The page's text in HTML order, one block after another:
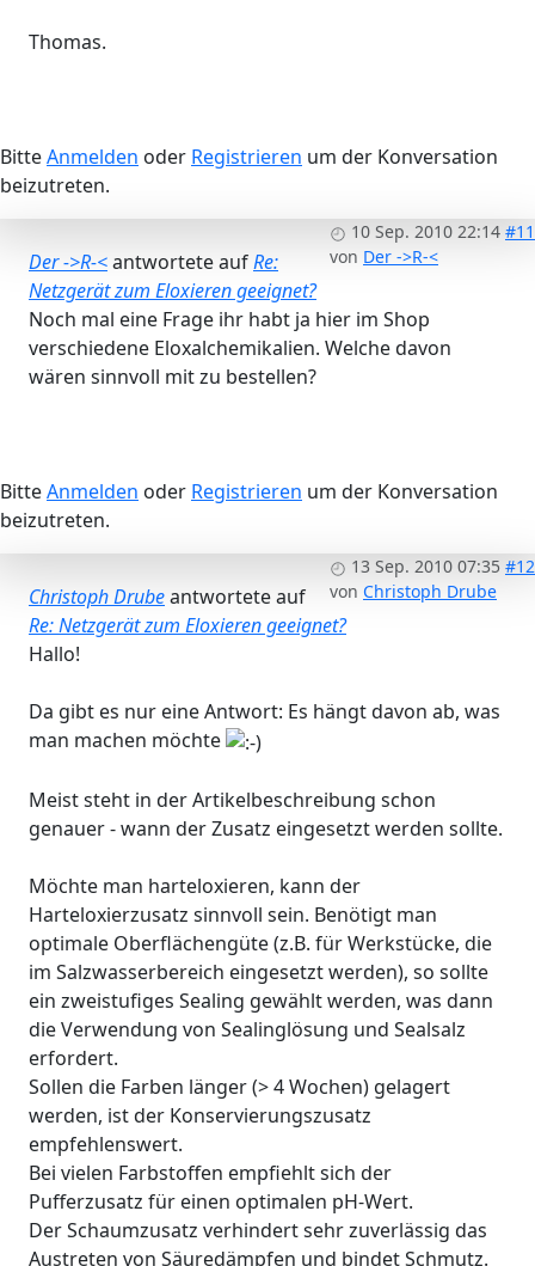
Thomas.
BitteAnmelden oder Registrieren um der Konversation
beizutreten.
10 Sep. 2010 22:14 #11
von Der ->R-<
Der ->R-<antwortete aufRe:
Netzgerät zum Eloxieren geeignet?
Noch mal eine Frage ihr habt ja hier im Shop
verschiedene Eloxalchemikalien. Welche davon
wären sinnvoll mit zu bestellen?
BitteAnmelden oder Registrieren um der Konversation
beizutreten.
13 Sep. 2010 07:35 #12
von Christoph Drube
Christoph Drubeantwortete auf
Re: Netzgerät zum Eloxieren geeignet?
Hallo!
Da gibt es nur eine Antwort: Es hängt davon ab, was
man machen möchte
Meist steht in der Artikelbeschreibung schon
genauer - wann der Zusatz eingesetzt werden sollte.
Möchte man harteloxieren, kann der
Harteloxierzusatz sinnvoll sein. Benötigt man
optimale Oberflächengüte (z.B. für Werkstücke, die
im Salzwasserbereich eingesetzt werden), so sollte
ein zweistufiges Sealing gewählt werden, was dann
die Verwendung von Sealinglösung und Sealsalz
erfordert.
Sollen die Farben länger (> 4 Wochen) gelagert
werden, ist der Konservierungszusatz
empfehlenswert.
Bei vielen Farbstoffen empfiehlt sich der
Pufferzusatz für einen optimalen pH-Wert.
Der Schaumzusatz verhindert sehr zuverlässig das
Austreten von Säuredämpfen und bindet Schmutz.